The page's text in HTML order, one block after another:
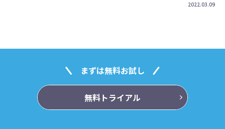
2022.03.09
まずは無料お試し
無料トライアル